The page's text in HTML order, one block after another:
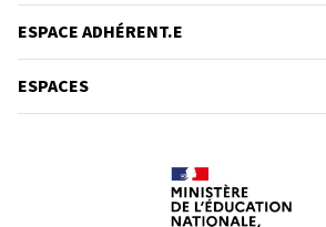
ESPACE ADHÉRENT.E
ESPACES